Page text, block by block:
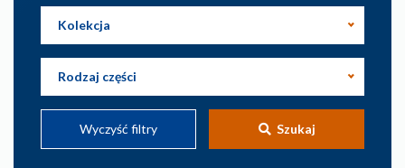
Kolekcja
Rodzaj części
Wyczyść filtry Szukaj